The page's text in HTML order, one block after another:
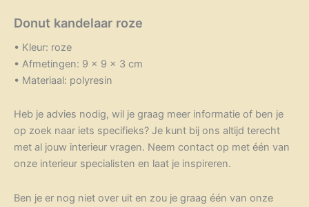
Donut kandelaar roze
• Kleur: roze
• Afmetingen: 9 x 9 x 3 cm
• Materiaal: polyresin
Heb je advies nodig, wil je graag meer informatie of ben je
op zoek naar iets specifieks? Je kunt bij ons altijd terecht
met al jouw interieur vragen. Neem contact op met één van
onze interieur specialisten en laat je inspireren.
Ben je er nog niet over uit en zou je graag één van onze